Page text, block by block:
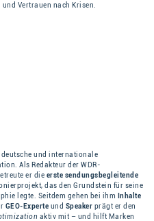
Vertrauen nach Krisen.
und internationale
Als Redakteur der WDR-
er die erste sendungsbegleitende
das den Grundstein für seine
legte. Seitdem gehen bei ihm
Inhalte
GEO-Experte und Speaker prägt er den
aktiv mit – und hilft Marken